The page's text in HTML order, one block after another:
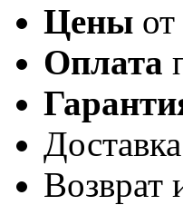
Цены
Оплата
Возврат